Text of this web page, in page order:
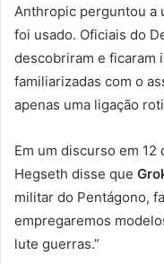
Anthropic perguntou a
foi usado. Oficiais do
descobriram e ficaram
familiarizadas com o
apenas uma ligação
Em um discurso em 12
Hegseth disse que
militar do Pentágono,
empregaremos
lute guerras.”